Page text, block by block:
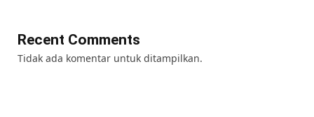
Recent Comments
Tidak ada komentar untuk ditampilkan.